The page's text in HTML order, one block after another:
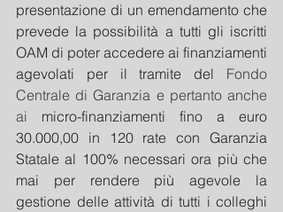
presentazione di un emendamento che
prevede la possibilità a tutti gli iscritti
OAM di poter accedere ai finanziamenti
agevolati per il tramite del Fondo
Centrale di Garanzia e pertanto anche
ai micro-finanziamenti fino a euro
30.000,00 in 120 rate con Garanzia
Statale al 100% necessari ora più che
mai per rendere più agevole la
gestione delle attività di tutti i colleghi